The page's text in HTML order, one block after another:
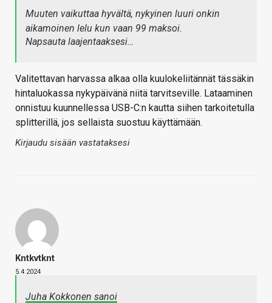
Muuten vaikuttaa hyvältä, nykyinen luuri onkin
aikamoinen lelu kun vaan 99 maksoi.
Napsauta laajentaaksesi…
Valitettavan harvassa alkaa olla kuulokeliitännät tässäkin
hintaluokassa nykypäivänä niitä tarvitseville. Lataaminen
onnistuu kuunnellessa USB-C:n kautta siihen tarkoitetulla
splitterillä, jos sellaista suostuu käyttämään.
Kirjaudu sisään vastataksesi
Kntkvtknt
5.4.2024
Juha Kokkonen sanoi